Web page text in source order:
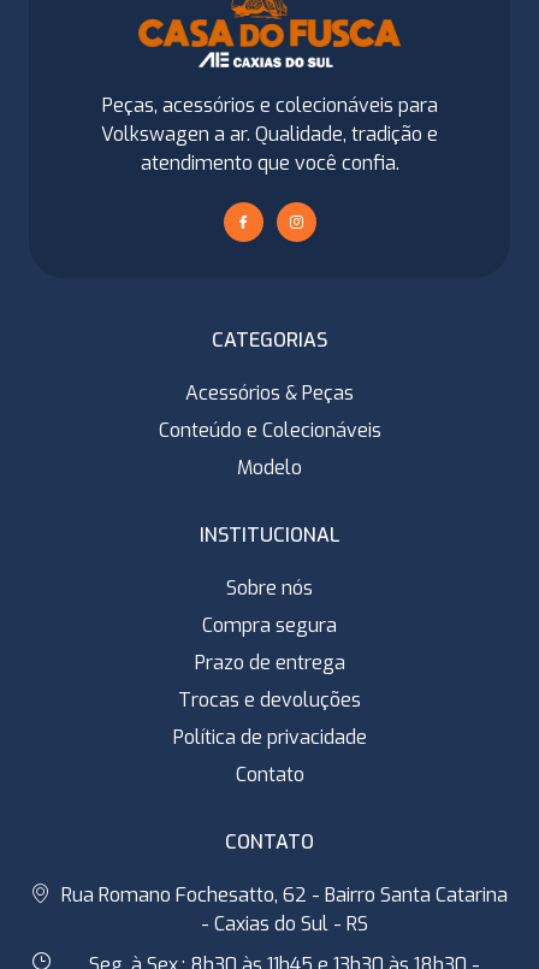
Peças, acessórios e colecionáveis para
Volkswagen a ar. Qualidade, tradição e
atendimento que você confia.
CATEGORIAS
Acessórios & Peças
Conteúdo e Colecionáveis
Modelo
INSTITUCIONAL
Sobre nós
Compra segura
Prazo de entrega
Trocas e devoluções
Política de privacidade
Contato
CONTATO
Rua Romano Fochesatto, 62 - Bairro Santa Catarina
- Caxias do Sul - RS